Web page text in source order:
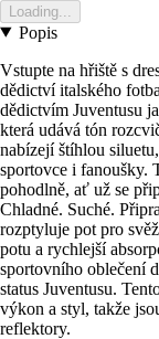
Loading...
Popis
Vstupte na hřiště s
dědictví italského
dědictvím Juventusu
která udává tón
nabízejí štíhlou
sportovce i fanoušky.
pohodlně, ať už se
Chladné. Suché.
rozptyluje pot pro
potu a rychlejší
sportovního oblečení
status Juventusu.
výkon a styl, takže
reflektory.